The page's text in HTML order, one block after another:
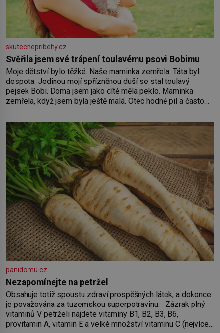
skutecnepribehy.cz
Svěřila jsem své trápení toulavému psovi Bobimu
Moje dětství bylo těžké. Naše maminka zemřela. Táta byl
despota. Jedinou mojí spřízněnou duší se stal toulavý
pejsek Bobi. Doma jsem jako dítě měla peklo. Maminka
zemřela, když jsem byla ještě malá. Otec hodně pil a často
do školy u nás na vesnici. Měli mě tam rádi, protože
panidomu.cz
Nezapomínejte na petržel
Obsahuje totiž spoustu zdraví prospěšných látek, a dokonce
je považována za tuzemskou superpotravinu. Zázrak plný
vitaminů V petrželi najdete vitaminy B1, B2, B3, B6,
provitamin A, vitamin E a velké množství vitamínu C (nejvíce